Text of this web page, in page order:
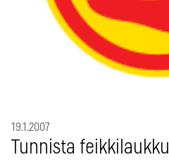
19.1.2007
Tunnista feikkilaukku